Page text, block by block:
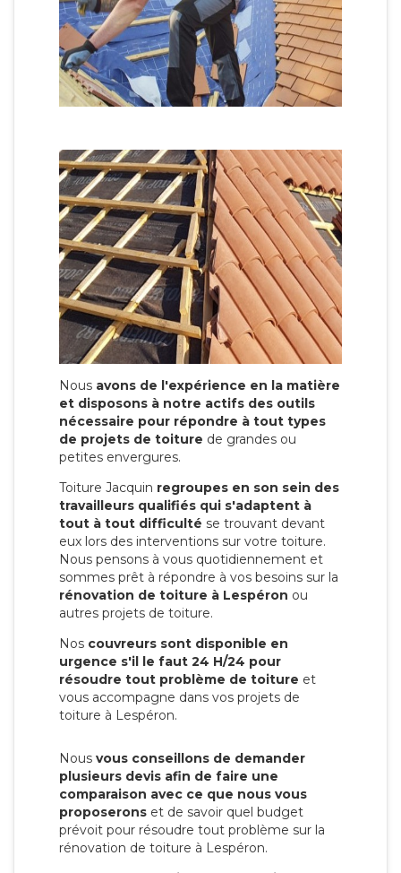
Nous avons de l'expérience en la matière
et disposons à notre actifs des outils
nécessaire pour répondre à tout types
de projets de toiture de grandes ou
petites envergures.
Toiture Jacquin regroupes en son sein des
travailleurs qualifiés qui s'adaptent à
tout à tout difficulté se trouvant devant
eux lors des interventions sur votre toiture.
Nous pensons à vous quotidiennement et
sommes prêt à répondre à vos besoins sur la
rénovation de toiture à Lespéron ou
autres projets de toiture.
Nos couvreurs sont disponible en
urgence s'il le faut 24 H/24 pour
résoudre tout problème de toiture et
vous accompagne dans vos projets de
toiture à Lespéron.
Nous vous conseillons de demander
plusieurs devis afin de faire une
comparaison avec ce que nous vous
proposerons et de savoir quel budget
prévoit pour résoudre tout problème sur la
rénovation de toiture à Lespéron.